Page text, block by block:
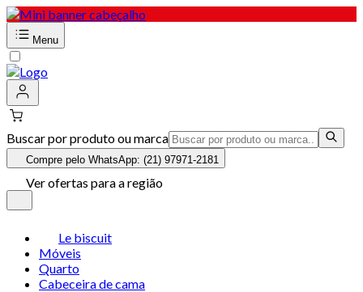
Menu
Buscar por produto ou marca
Compre pelo WhatsApp: (21) 97971-2181
Ver ofertas para a região
Le biscuit
Móveis
Quarto
Cabeceira de cama